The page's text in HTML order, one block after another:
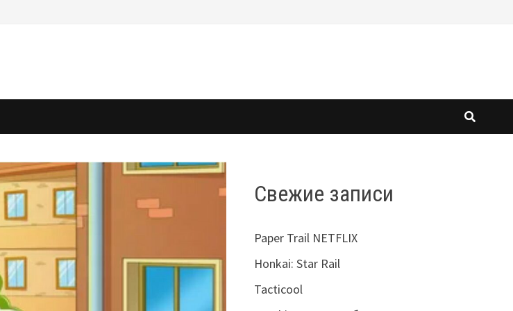
Свежие записи
Paper Trail NETFLIX
Honkai: Star Rail
Tacticool